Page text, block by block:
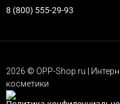
8 (800) 555-29-93
2026 © OPP-Shop.ru |
косметики